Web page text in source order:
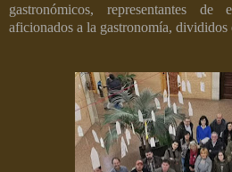
gastronómicos, representantes de
aficionados a la gastronomía, divididos